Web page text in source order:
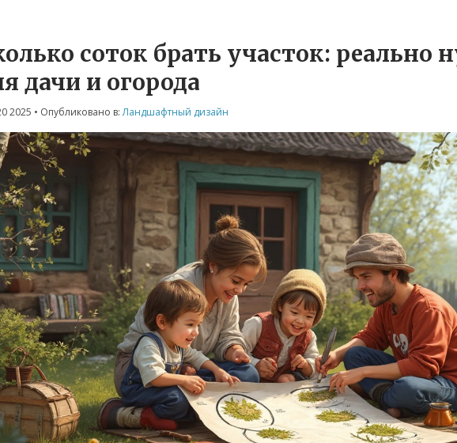
соток брать участок: реально
дачи и огорода
2025 • Опубликовано в:Ландшафтный дизайн